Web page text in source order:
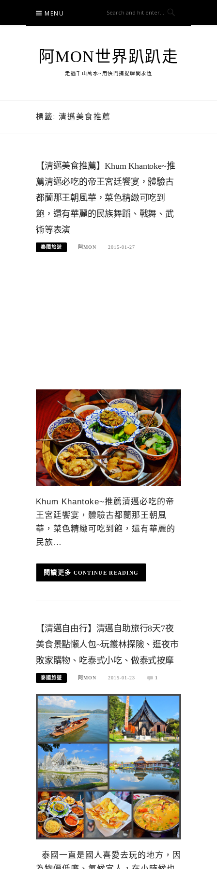
content
MENU
阿MON世界趴趴走
走遍千山萬水~用快門捕捉瞬間永恆
標籤: 清邁美食推薦
【清邁美食推薦】Khum Khantoke~推
薦清邁必吃的帝王宮廷饗宴，體驗古
都蘭那王朝風華，菜色精緻可吃到
飽，還有華麗的民族舞蹈、戰舞、武
術等表演
泰國旅遊 阿MON 2015-01-27
Khum Khantoke~推薦清邁必吃的帝
王宮廷饗宴，體驗古都蘭那王朝風
華，菜色精緻可吃到飽，還有華麗的
民族…
CONTINUE READING
【清邁自由行】清邁自助旅行8天7夜
美食景點懶人包~玩叢林探險、逛夜市
敗家購物、吃泰式小吃、做泰式按摩
泰國旅遊 阿MON 2015-01-23 1
泰國一直是國人喜愛去玩的地方，因